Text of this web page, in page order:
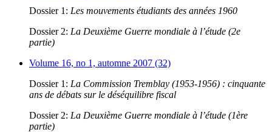
Dossier 1: Les mouvements étudiants des années 1960
Dossier 2: La Deuxième Guerre mondiale à l’étude (2e
partie)
Volume 16, no 1, automne 2007 (32)
Dossier 1: La Commission Tremblay (1953-1956) : cinquante
ans de débats sur le déséquilibre fiscal
Dossier 2: La Deuxième Guerre mondiale à l’étude (1ère
partie)